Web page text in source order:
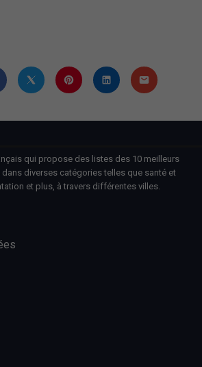
qui propose des listes des 10 meilleurs
diverses catégories telles que santé et
et plus, à travers différentes villes.